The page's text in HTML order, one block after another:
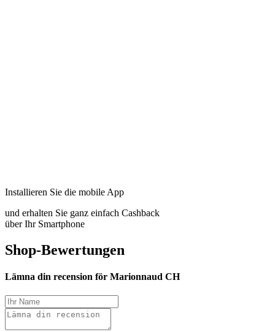
Installieren Sie die mobile App
und erhalten Sie ganz einfach Cashback
über Ihr Smartphone
Shop-Bewertungen
Lämna din recension för Marionnaud CH